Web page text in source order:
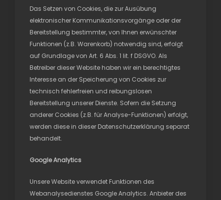
Das Setzen von Cookies, die zur Ausübung
elektronischer Kommunikationsvorgänge oder der
Bereitstellung bestimmter, von Ihnen erwünschter
Funktionen (z.B. Warenkorb) notwendig sind, erfolgt
auf Grundlage von Art. 6 Abs. 1 lit. f DSGVO. Als
Betreiber dieser Website haben wir ein berechtigtes
Interesse an der Speicherung von Cookies zur
technisch fehlerfreien und reibungslosen
Bereitstellung unserer Dienste. Sofern die Setzung
anderer Cookies (z.B. für Analyse-Funktionen) erfolgt,
werden diese in dieser Datenschutzerklärung separat
behandelt.
Google Analytics
Unsere Website verwendet Funktionen des
Webanalysedienstes Google Analytics. Anbieter des